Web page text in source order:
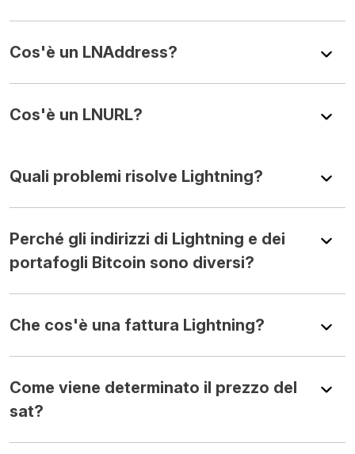
Cos'è un LNAddress?
Cos'è un LNURL?
Quali problemi risolve Lightning?
Perché gli indirizzi di Lightning e dei
portafogli Bitcoin sono diversi?
Che cos'è una fattura Lightning?
Come viene determinato il prezzo del
sat?